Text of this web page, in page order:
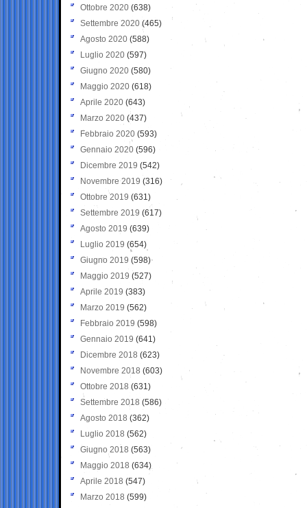
Ottobre 2020 (638)
Settembre 2020(465)
Agosto 2020 (588)
Luglio 2020 (597)
Giugno 2020 (580)
Maggio 2020 (618)
Aprile 2020 (643)
Marzo 2020 (437)
Febbraio 2020 (593)
Gennaio 2020 (596)
Dicembre 2019 (542)
Novembre 2019 (316)
Ottobre 2019 (631)
Settembre 2019 (617)
Agosto 2019 (639)
Luglio 2019 (654)
Giugno 2019 (598)
Maggio 2019 (527)
Aprile 2019 (383)
Marzo 2019 (562)
Febbraio 2019 (598)
Gennaio 2019 (641)
Dicembre 2018 (623)
Novembre 2018 (603)
Ottobre 2018 (631)
Settembre 2018 (586)
Agosto 2018 (362)
Luglio 2018 (562)
Giugno 2018 (563)
Maggio 2018 (634)
Aprile 2018 (547)
Marzo 2018 (599)